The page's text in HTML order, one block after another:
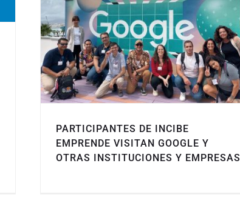
PARTICIPANTES DE INCIBE
EMPRENDE VISITAN GOOGLE Y
OTRAS INSTITUCIONES Y EMPRESAS